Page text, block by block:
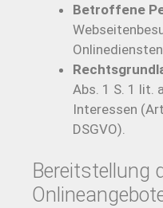
Betroffene
Abs. 1 S. 1 lit.
Interessen
DSGVO).
Bereitstellung